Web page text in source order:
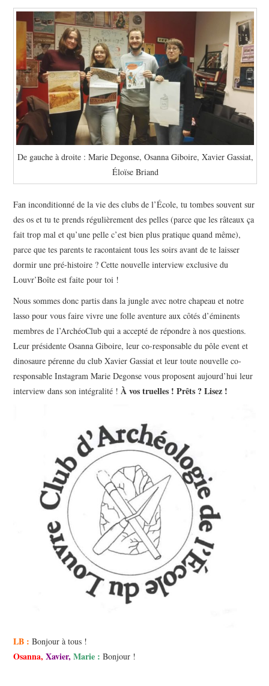
De gauche à droite : Marie Degonse, Osanna Giboire, Xavier Gassiat,
Éloïse Briand
Fan inconditionné de la vie des clubs de l’École, tu tombes souvent sur
des os et tu te prends régulièrement des pelles (parce que les râteaux ça
fait trop mal et qu’une pelle c’est bien plus pratique quand même),
parce que tes parents te racontaient tous les soirs avant de te laisser
dormir une pré-histoire ? Cette nouvelle interview exclusive du
Louvr’Boîte est faite pour toi !
Nous sommes donc partis dans la jungle avec notre chapeau et notre
lasso pour vous faire vivre une folle aventure aux côtés d’éminents
membres de l’ArchéoClub qui a accepté de répondre à nos questions.
Leur présidente Osanna Giboire, leur co-responsable du pôle event et
dinosaure pérenne du club Xavier Gassiat et leur toute nouvelle co-
responsable Instagram Marie Degonse vous proposent aujourd’hui leur
interview dans son intégralité !À vos truelles ! Prêts ? Lisez !
LB : Bonjour à tous !
Osanna, Xavier, Marie : Bonjour !